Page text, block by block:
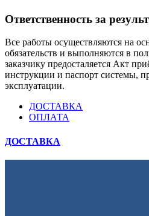
Ответственность за
Все работы осуществляются на
обязательств и выполняются в
заказчику предосталяется Акт
инструкции и паспорт системы,
эксплуатации.
ДОСТАВКА
ОПЛАТА
ДОСТАВКА